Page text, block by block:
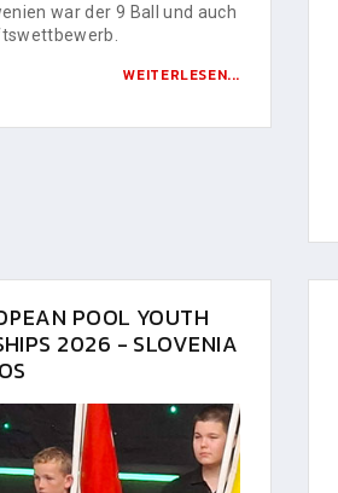
war der 9 Ball und auch
WEITERLESEN...
POOL YOUTH
2026 - SLOVENIA